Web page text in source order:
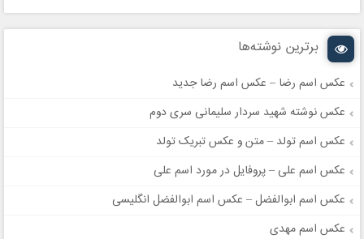
برترین نوشته‌ها
عکس اسم رضا – عکس اسم رضا جدید
عکس نوشته شهید سردار سلیمانی سری دوم
عکس اسم تولد – متن و عکس تبریک تولد
عکس اسم علی – پروفایل در مورد اسم علی
عکس اسم ابوالفضل – عکس اسم ابوالفضل انگلیسی
عکس اسم مهدی